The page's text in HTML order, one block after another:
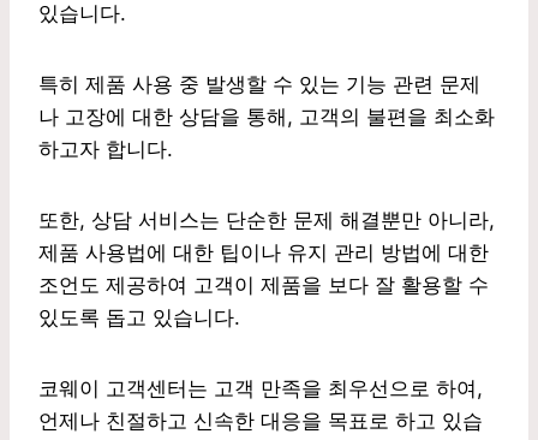
있습니다.
특히 제품 사용 중 발생할 수 있는 기능 관련 문제
나 고장에 대한 상담을 통해, 고객의 불편을 최소화
하고자 합니다.
또한, 상담 서비스는 단순한 문제 해결뿐만 아니라,
제품 사용법에 대한 팁이나 유지 관리 방법에 대한
조언도 제공하여 고객이 제품을 보다 잘 활용할 수
있도록 돕고 있습니다.
코웨이 고객센터는 고객 만족을 최우선으로 하여,
언제나 친절하고 신속한 대응을 목표로 하고 있습